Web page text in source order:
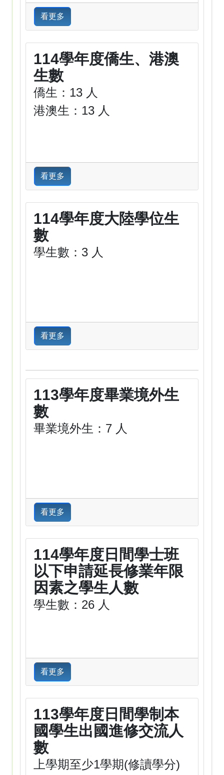
看更多
114學年度僑生、港澳
生數
僑生：13 人
港澳生：13 人
看更多
114學年度大陸學位生
數
學生數：3 人
看更多
113學年度畢業境外生
數
畢業境外生：7 人
看更多
114學年度日間學士班
以下申請延長修業年限
因素之學生人數
學生數：26 人
看更多
113學年度日間學制本
國學生出國進修交流人
數
上學期至少1學期(修讀學分)